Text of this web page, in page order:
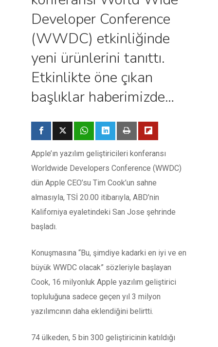
Developer Conference
(WWDC) etkinliğinde
yeni ürünlerini tanıttı.
Etkinlikte öne çıkan
başlıklar haberimizde…
Apple’ın yazılım geliştiricileri konferansı
Worldwide Developers Conference (WWDC)
dün Apple CEO’su Tim Cook’un sahne
almasıyla, TSİ 20.00 itibarıyla, ABD’nin
Kaliforniya eyaletindeki San Jose şehrinde
başladı.
Konuşmasına “Bu, şimdiye kadarki en iyi ve en
büyük WWDC olacak” sözleriyle başlayan
Cook, 16 milyonluk Apple yazılım geliştirici
topluluğuna sadece geçen yıl 3 milyon
yazılımcının daha eklendiğini belirtti.
74 ülkeden, 5 bin 300 geliştiricinin katıldığı